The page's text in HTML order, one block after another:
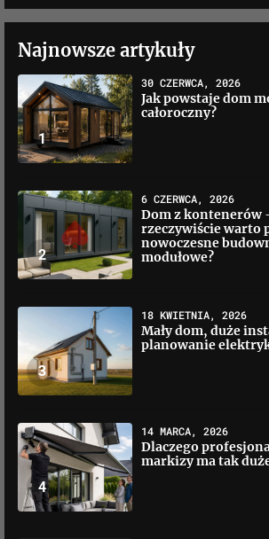
Najnowsze artykuły
1
30 CZERWCA, 2026
Jak powstaje dom
całoroczny?
2
6 CZERWCA, 2026
Dom z kontenerów
rzeczywiście warto
nowoczesne
modułowe?
3
18 KWIETNIA, 2026
Mały dom, duże
planowanie
4
14 MARCA, 2026
Dlaczego
markizy ma tak